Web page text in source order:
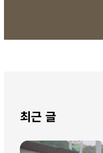
최근 글